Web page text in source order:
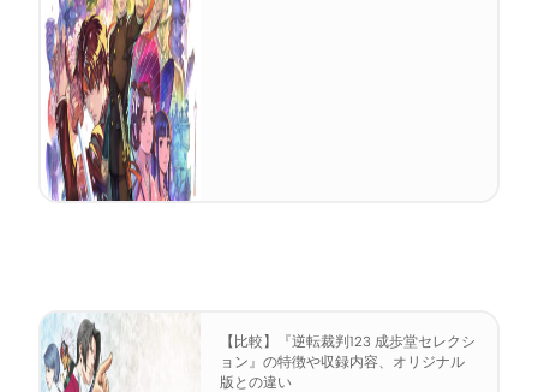
【比較】『逆転裁判123 成歩堂セレクシ
ョン』の特徴や収録内容、オリジナル
版との違い